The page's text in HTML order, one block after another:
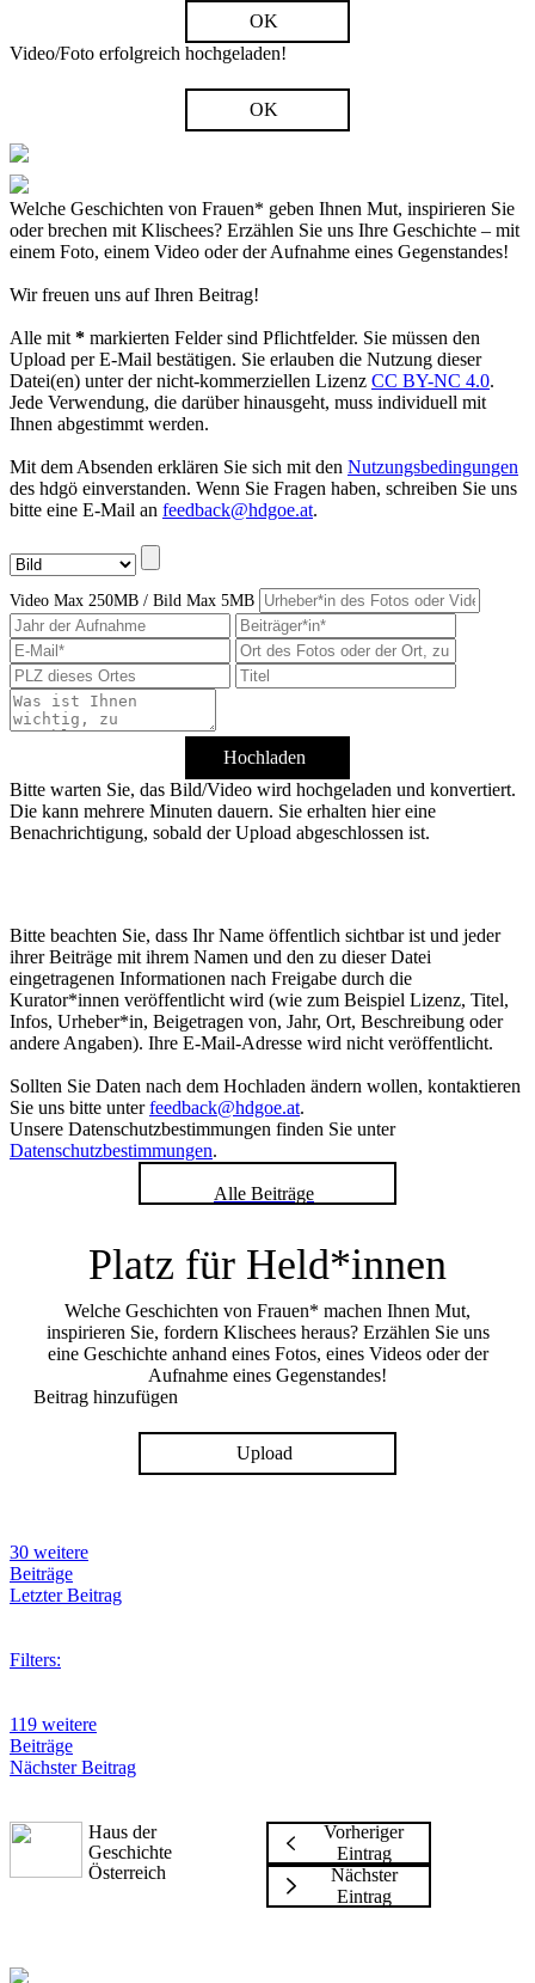
OK
Video/Foto erfolgreich hochgeladen!
OK
Welche Geschichten von Frauen* geben Ihnen Mut, inspirieren Sie
oder brechen mit Klischees? Erzählen Sie uns Ihre Geschichte – mit
einem Foto, einem Video oder der Aufnahme eines Gegenstandes!
Wir freuen uns auf Ihren Beitrag!
Alle mit * markierten Felder sind Pflichtfelder. Sie müssen den
Upload per E-Mail bestätigen. Sie erlauben die Nutzung dieser
Datei(en) unter der nicht-kommerziellen Lizenz CC BY-NC 4.0.
Jede Verwendung, die darüber hinausgeht, muss individuell mit
Ihnen abgestimmt werden.
Mit dem Absenden erklären Sie sich mit den Nutzungsbedingungen
des hdgö einverstanden. Wenn Sie Fragen haben, schreiben Sie uns
bitte eine E-Mail an feedback@hdgoe.at.
Video Max 250MB / Bild Max 5MB
Hochladen
Bitte warten Sie, das Bild/Video wird hochgeladen und konvertiert.
Die kann mehrere Minuten dauern. Sie erhalten hier eine
Benachrichtigung, sobald der Upload abgeschlossen ist.
Bitte beachten Sie, dass Ihr Name öffentlich sichtbar ist und jeder
ihrer Beiträge mit ihrem Namen und den zu dieser Datei
eingetragenen Informationen nach Freigabe durch die
Kurator*innen veröffentlicht wird (wie zum Beispiel Lizenz, Titel,
Infos, Urheber*in, Beigetragen von, Jahr, Ort, Beschreibung oder
andere Angaben). Ihre E-Mail-Adresse wird nicht veröffentlicht.
Sollten Sie Daten nach dem Hochladen ändern wollen, kontaktieren
Sie uns bitte unterfeedback@hdgoe.at.
Unsere Datenschutzbestimmungen finden Sie unter
Datenschutzbestimmungen.
Alle Beiträge
Platz für Held*innen
Welche Geschichten von Frauen* machen Ihnen Mut,
inspirieren Sie, fordern Klischees heraus? Erzählen Sie uns
eine Geschichte anhand eines Fotos, eines Videos oder der
Aufnahme eines Gegenstandes!
Beitrag hinzufügen
Upload
30 weitere
Beiträge
Letzter Beitrag
Filters:
119 weitere
Beiträge
Nächster Beitrag
Haus der
Geschichte
Österreich
Vorheriger
Eintrag
Nächster
Eintrag